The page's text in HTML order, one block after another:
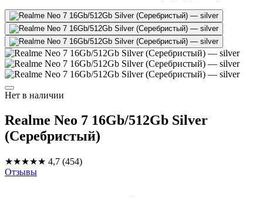
Нет в наличии
Realme Neo 7 16Gb/512Gb Silver
(Серебристый)
★★★★★ 4,7 (454)
Отзывы